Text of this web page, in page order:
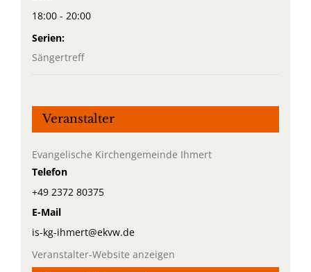
18:00 - 20:00
Serien:
Sängertreff
Veranstalter
Evangelische Kirchengemeinde Ihmert
Telefon
+49 2372 80375
E-Mail
is-kg-ihmert@ekvw.de
Veranstalter-Website anzeigen